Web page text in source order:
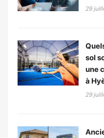
29
sol
une
à
29